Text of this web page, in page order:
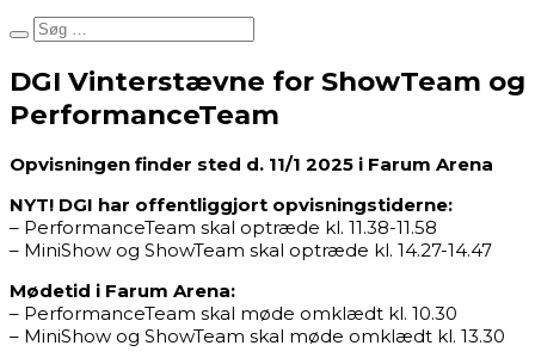
DGI Vinterstævne for ShowTeam og
PerformanceTeam
Opvisningen finder sted d. 11/1 2025 i Farum Arena
NYT! DGI har offentliggjort opvisningstiderne:
– PerformanceTeam skal optræde kl. 11.38-11.58
– MiniShow og ShowTeam skal optræde kl. 14.27-14.47
Mødetid i Farum Arena:
– PerformanceTeam skal møde omklædt kl. 10.30
– MiniShow og ShowTeam skal møde omklædt kl. 13.30